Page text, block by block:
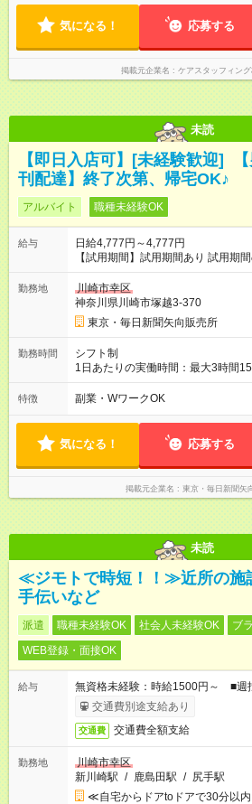
気になる！ 応募する
掲載元企業名 ケアスタッフィン
未読
【即日入店可】[未経験歓迎]
刊配達】終了次第、帰宅OK♪
アルバイト 職種未経験OK
給与
日給4,777円～4,777円
【試用期間】試用期間あり 試用期
給与は本採用時と同じです。
勤務地
川崎市幸区
神奈川県川崎市塚越3-370
東京・毎日新聞矢向販売所
勤務時間
シフト制
1日あたりの実働時間：最大3時間
間：3.25時間 シフト例 ・ＡM0時
ても日給保障
特徴 副業・WワークOK
気になる！ 応募する
掲載元企業名 東京・毎日新聞矢
未読
≪ジモトで時短！！≫近所の施
手伝いなど
派遣 職種未経験OK 社会人未経験OK
ブ
WEB登録・面接OK
給与
無資格未経験：時給1500円～ ■
交通費別途支給あり
交通費 交通費全額支給
勤務地
川崎市幸区
新川崎駅 / 鹿島田駅 / 尻手駅
≪自宅からドアtoドアで30分以